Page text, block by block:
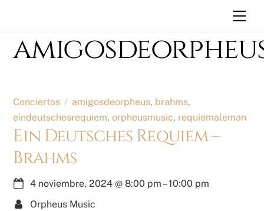
content
Conciertos amigosdeorpheus, brahms,
eindeutschesrequiem, orpheusmusic, requiemaleman
Ein Deutsches Requiem –
Brahms
4 noviembre, 2024 @8:00 pm –10:00 pm
Orpheus Music